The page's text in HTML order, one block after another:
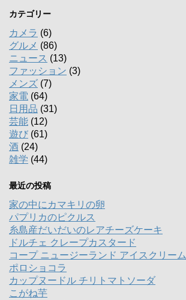
カテゴリー
カメラ (6)
グルメ (86)
ニュース (13)
ファッション (3)
メンズ (7)
家電 (64)
日用品 (31)
芸能 (12)
遊び (61)
酒 (24)
雑学 (44)
最近の投稿
家の中にカマキリの卵
パプリカのピクルス
糸島産だいだいのレアチーズケーキ
ドルチェ クレープカスタード
コープ ニュージーランド アイスクリーム
ポロショコラ
カップヌードル チリトマトソーダ
こがね芋